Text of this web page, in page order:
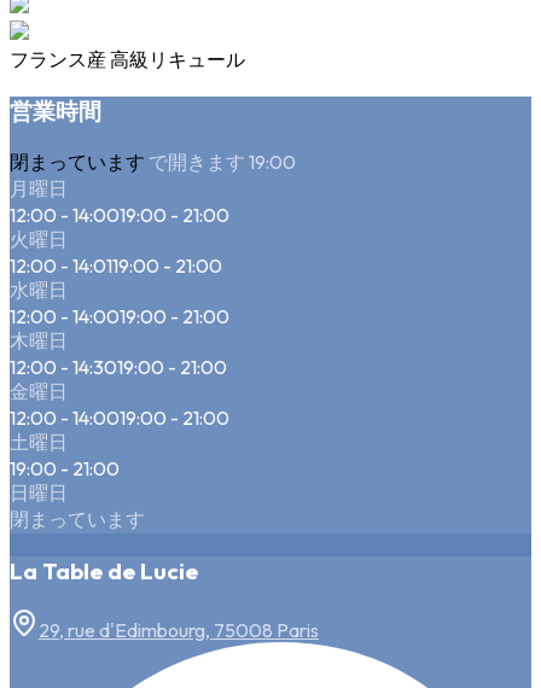
フランス産 高級リキュール
営業時間
閉まっています で開きます 19:00
月曜日
12:00 - 14:0019:00 - 21:00
火曜日
12:00 - 14:0119:00 - 21:00
水曜日
12:00 - 14:0019:00 - 21:00
木曜日
12:00 - 14:3019:00 - 21:00
金曜日
12:00 - 14:0019:00 - 21:00
土曜日
19:00 - 21:00
日曜日
閉まっています
La Table de Lucie
29, rue d'Edimbourg, 75008 Paris